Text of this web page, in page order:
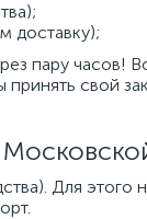
доставку);
пару
свой
Для